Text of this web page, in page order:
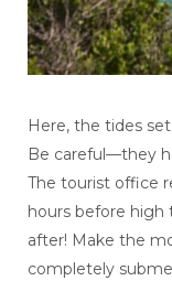
Here, the tides
Be careful—they
The tourist office
hours before
after! Make the
completely